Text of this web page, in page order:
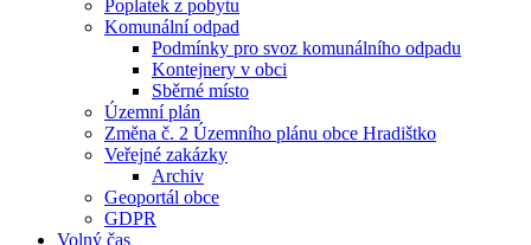
Poplatek z pobytu
Komunální odpad
Podmínky pro svoz komunálního odpadu
Kontejnery v obci
Sběrné místo
Územní plán
Změna č. 2 Územního plánu obce Hradištko
Veřejné zakázky
Archiv
Geoportál obce
GDPR
Volný čas